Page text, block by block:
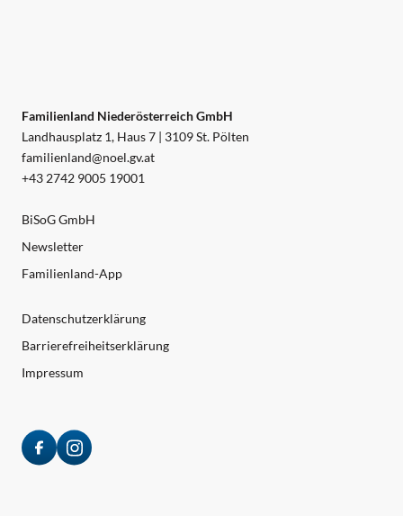
Familienland Niederösterreich GmbH
Landhausplatz 1, Haus 7 | 3109 St. Pölten
familienland@noel.gv.at
+43 2742 9005 19001
BiSoG GmbH
Newsletter
Familienland-App
Datenschutzerklärung
Barrierefreiheitserklärung
Impressum